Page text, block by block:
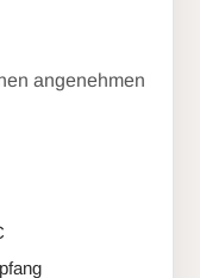
angenehmen